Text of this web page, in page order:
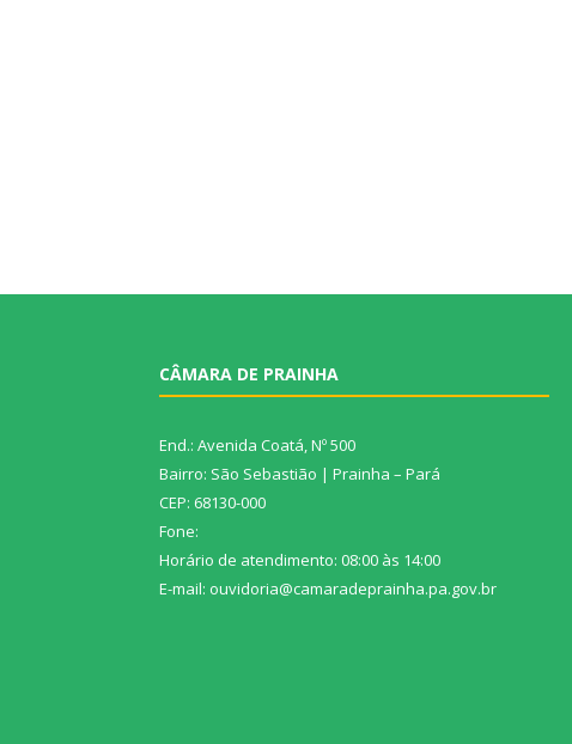
CÂMARA DE PRAINHA
End.: Avenida Coatá, Nº 500
Bairro: São Sebastião | Prainha – Pará
CEP: 68130-000
Fone:
Horário de atendimento: 08:00 às 14:00
E-mail: ouvidoria@camaradeprainha.pa.gov.br